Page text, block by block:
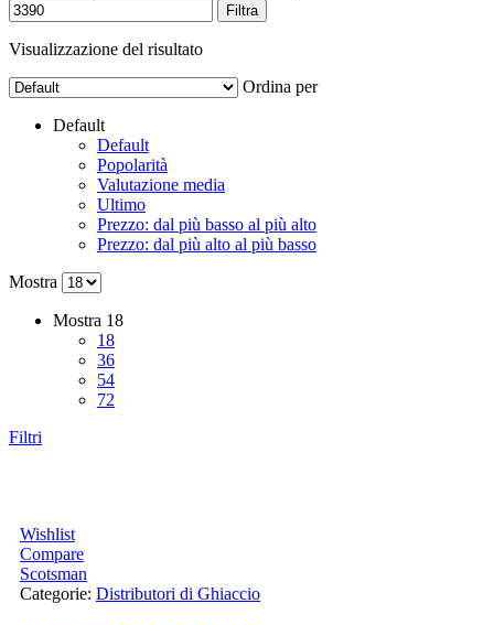
Filtra
Visualizzazione del risultato
Ordina per
Default
Default
Popolarità
Valutazione media
Ultimo
Prezzo: dal più basso al più alto
Prezzo: dal più alto al più basso
Mostra
Mostra 18
18
36
54
72
Filtri
Wishlist
Compare
Scotsman
Categorie: Distributori di Ghiaccio